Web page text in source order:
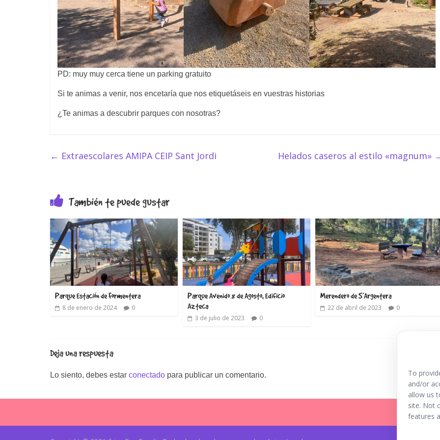
To
and/or
allow us
site. Not
features
PD: muy muy cerca tiene un parking gratuito
Si te animas a venir, nos encetaría que nos etiquetáseis en vuestras historias
¿Te animas a descubrir parques con nosotras?
← Extraescolares AMIPA CEIP Sant Jordi Helados caseros al estilo «magnum»
También te puede gustar
Parque Estación de Formentera
8 de enero de 2024 0
Parque Avenido 8 de Agosto, Edificio
Azteca
3 de julio de 2023 0
Merendero de S’Argentera
22 de abril de 2023 0
Deja una respuesta
Lo siento, debes estar conectado para publicar un comentario.